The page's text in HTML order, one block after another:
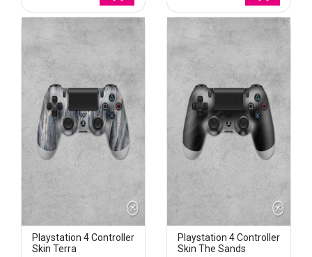
Playstation 4 Controller
Skin Terra
Playstation 4 Controller
Skin The Sands